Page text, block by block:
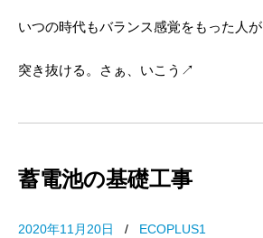
いつの時代もバランス感覚をもった人が
突き抜ける。さぁ、いこう↗
蓄電池の基礎工事
2020年11月20日 / ECOPLUS1